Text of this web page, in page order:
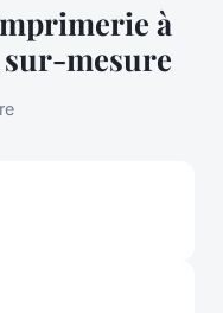
à
mesure